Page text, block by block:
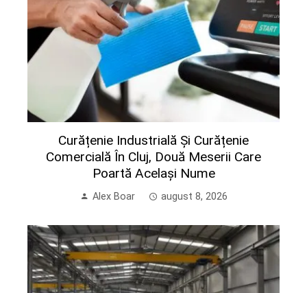
Curățenie Industrială Și Curățenie
Comercială În Cluj, Două Meserii Care
Poartă Același Nume
Alex Boar august 8, 2026